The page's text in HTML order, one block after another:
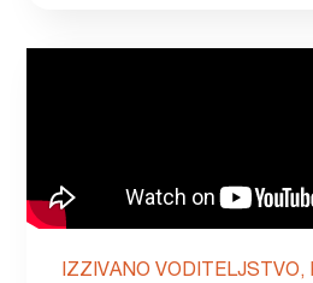
IZZIVANO VODITELJSTVO,